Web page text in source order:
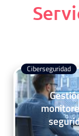
Ciberseguridad